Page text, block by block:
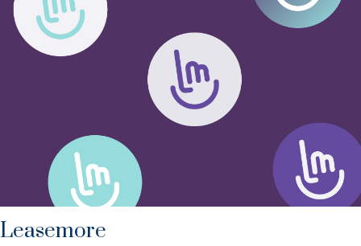
Leasemore